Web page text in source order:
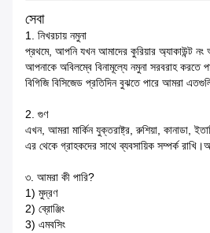
সেবা
1. নিখরচায় নমুনা
প্রথমে, আপনি যখন আমাদের কুরিয়ার অ্যাকাউন্ট
আপনাকে অবিলম্বে বিনামূল্যে নমুনা সরবরাহ করতে
বিগিজি বিসিজেড প্রতিদিন বুঝতে পারে আমরা
2. গুণ
এখন, আমরা মার্কিন যুক্তরাষ্ট্র, রুশিয়া, কানাডা,
এর থেকে গ্রাহকদের সাথে ব্যবসায়িক সম্পর্ক
৩. আমরা কী পারি?
1) মুদ্রণ
2) ব্রোঞ্জিং
3) এমবসিং